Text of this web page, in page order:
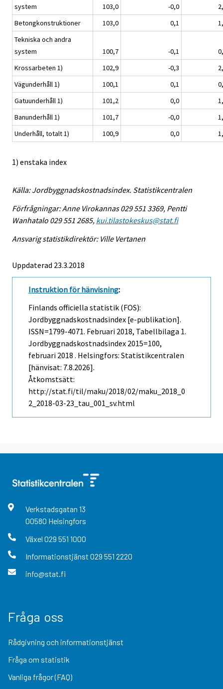
system
103,0 -0,0
Betongkonstruktioner
103,0 0,1
Tekniska och andra
system
100,7 -0,1
Krossarbeten 1)
102,9 -0,3
Vägunderhåll 1)
100,1 0,1
Gatuunderhåll 1)
101,2 0,0
Banunderhåll 1)
101,7 -0,0
Underhåll, totalt 1)
100,9 0,0
1) enstaka index
Källa: Jordbyggnadskostnadsindex. Statistikcentralen
Förfrågningar: Anne Virokannas 029 551 3369, Pentti
Wanhatalo 029 551 2685, kui.tilastokeskus@stat.fi
Ansvarig statistikdirektör: Ville Vertanen
Uppdaterad 23.3.2018
Instruktion för hänvisning:
Finlands officiella statistik (FOS):
Jordbyggnadskostnadsindex [e-publikation].
ISSN=1799-4071. Februari 2018, Tabellbilaga 1.
Jordbyggnadskostnadsindex 2015=100,
februari 2018 . Helsingfors: Statistikcentralen
[hänvisat: 7.8.2026].
Åtkomstsätt:
http://stat.fi/til/maku/2018/02/maku_2018_0
2_2018-03-23_tau_001_sv.html
Verkstadsgatan 13
00580 Helsingfors
Växel 029 551 1000
Informationstjänst 029 551 2220
info@stat.fi
Fråga oss
Rådgivning och informationstjänst
Fråga om statistik
Vanliga frågor (FAQ)